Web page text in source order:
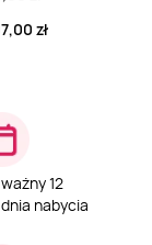
zł
12
nabycia